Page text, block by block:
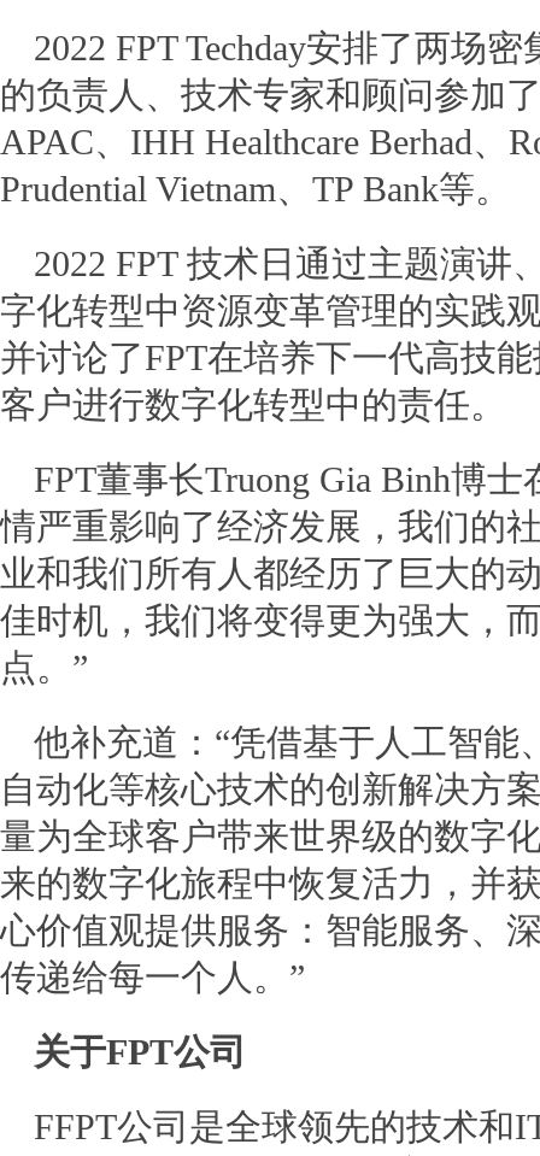
2022 FPT Techday安排了两场
的负责人、技术专家和顾问参加
APAC、IHH Healthcare Berhad、
Prudential Vietnam、TP Bank等。
2022 FPT 技术日通过主题演讲
字化转型中资源变革管理的实践
并讨论了FPT在培养下一代高技
客户进行数字化转型中的责任。
FPT董事长Truong Gia Binh博
情严重影响了经济发展，我们的
业和我们所有人都经历了巨大的
佳时机，我们将变得更为强大，
点。”
他补充道：“凭借基于人工智
自动化等核心技术的创新解决方
量为全球客户带来世界级的数字
来的数字化旅程中恢复活力，并
心价值观提供服务：智能服务、
传递给每一个人。”
关于FPT公司
FFPT公司是全球领先的技术和